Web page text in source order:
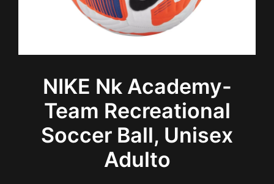
NIKE Nk Academy-
Team Recreational
Soccer Ball, Unisex
Adulto